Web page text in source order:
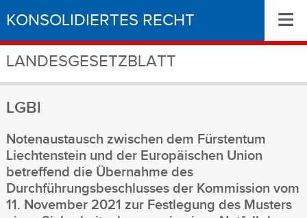
KONSOLIDIERTES RECHT
LANDESGESETZBLATT
≡
LGBl
Notenaustausch zwischen dem Fürstentum
Liechtenstein und der Europäischen Union
betreffend die Übernahme des
Durchführungsbeschlusses der Kommission vom
11. November 2021 zur Festlegung des Musters